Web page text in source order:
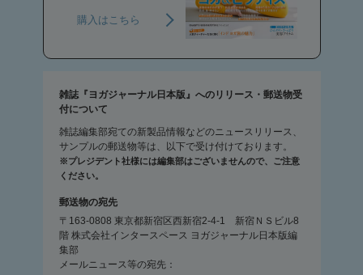
購入はこちら
雑誌『ヨガジャーナル日本版』へのリリース・郵送物受
付について
雑誌編集部宛ての新製品情報などのニュースリリース、
サンプルの郵送物等は、以下で受け付けております。
※プレジデント社様には編集部はございませんので、ご注意
ください。
郵送物の宛先
〒163-0808 東京都新宿区西新宿2-4-1 新宿ＮＳビル8
階 株式会社インタースペース ヨガジャーナル日本版編
集部
メールニュース等の宛先：